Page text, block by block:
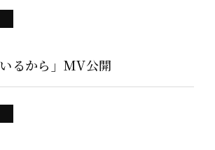
るから」MV公開